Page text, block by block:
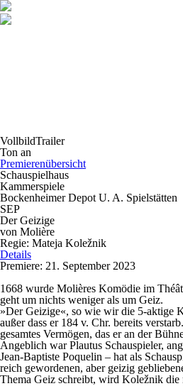
VollbildTrailer
Ton an
Premierenübersicht
Schauspielhaus
Kammerspiele
Bockenheimer Depot U. A. Spielstätten
SEP
Der Geizige
von Molière
Regie: Mateja Koležnik
Details
Premiere: 21. September 2023
1668 wurde Molières Komödie im
geht um nichts weniger als um Geiz.
»Der Geizige«, so wie wir die 5-aktige
außer dass er 184 v. Chr. bereits
gesamtes Vermögen, das er an der
Angeblich war Plautus Schauspieler,
Jean-Baptiste Poquelin – hat als
reich gewordenen, aber geizig
Thema Geiz schreibt, wird Koležnik die